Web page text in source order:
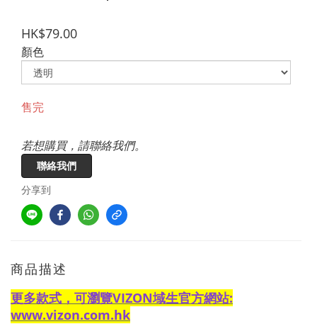
HK$79.00
顏色
售完
若想購買，請聯絡我們。
聯絡我們
分享到
商品描述
更多款式，可瀏覽VIZON域生官方網站:
www.vizon.com.hk